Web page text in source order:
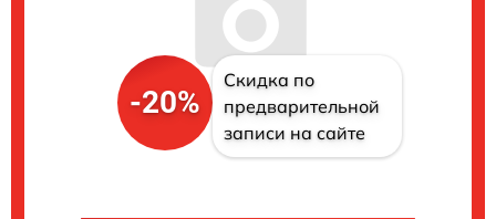
-20%
Скидка по
предварительной
записи на сайте